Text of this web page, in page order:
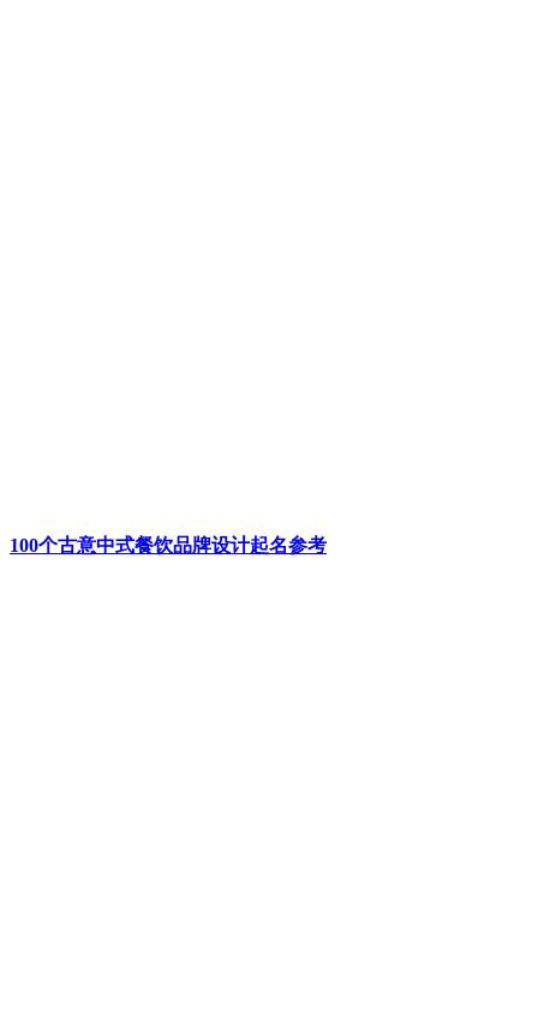
100个古意中式餐饮品牌设计起名参考